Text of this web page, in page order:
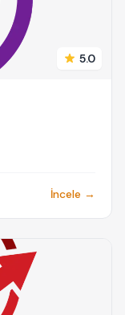
5.0
İncele →